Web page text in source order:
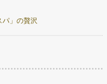
パ」の贅沢